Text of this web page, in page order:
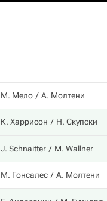
М. Мело А. Молтени
К. Харрисон Н. Скупски
J. Schnaitter M. Wallner
М. Гонсалес А. Молтени